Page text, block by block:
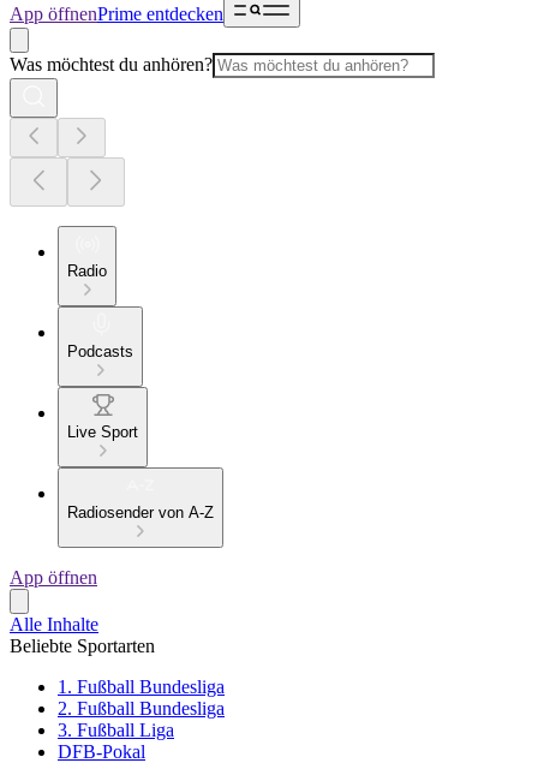
App öffnenPrime entdecken
Was möchtest du anhören?
Radio
Podcasts
Live Sport
Radiosender von A-Z
App öffnen
Alle Inhalte
Beliebte Sportarten
1. Fußball Bundesliga
2. Fußball Bundesliga
3. Fußball Liga
DFB-Pokal